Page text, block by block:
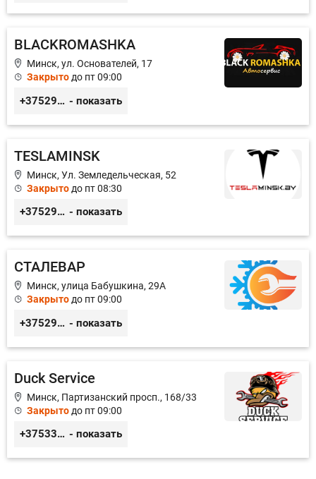
BLACKROMASHKA
Минск, ул. Основателей, 17
Закрытодо пт 09:00
+375296651188 - показать
TESLAMINSK
Минск, Ул. Земледельческая, 52
Закрыто до пт 08:30
+375291335101 - показать
СТАЛЕВАР
Минск, улица Бабушкина, 29А
Закрытодо пт 09:00
+375296660911 - показать
Duck Service
Минск, Партизанский просп., 168/33
Закрыто до пт 09:00
+375333416710 - показать